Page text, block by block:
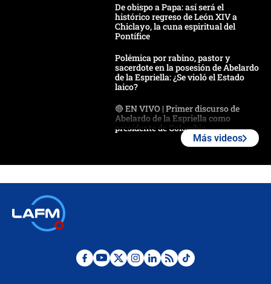
De obispo a Papa: así será el
histórico regreso de León XIV a
Chiclayo, la cuna espiritual del
Pontífice
Polémica por rabino, pastor y
sacerdote en la posesión de Abelardo
de la Espriella: ¿Se violó el Estado
laico?
🔴 EN VIVO | Primer discurso de
Abelardo de la Espriella como
presidente de Colombia
Desde dermatitis hasta infecciones:
Más videos